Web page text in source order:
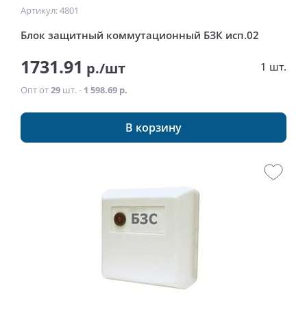
Артикул: 4801
Блок защитный коммутационный БЗК исп.02
1731.91 р./шт 1 шт.
Опт от29 шт. - 1 598.69 р.
В корзину